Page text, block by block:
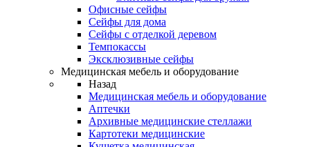
Офисные сейфы
Сейфы для дома
Сейфы с отделкой деревом
Темпокассы
Эксклюзивные сейфы
Медицинская мебель и оборудование
Назад
Медицинская мебель и оборудование
Аптечки
Архивные медицинские стеллажи
Картотеки медицинские